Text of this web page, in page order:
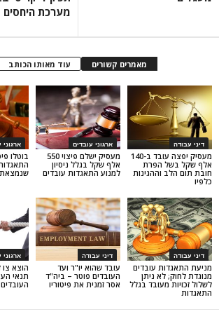
מערכת היחסים בארגון
עוד מאותו הכותב
ארגוני עובדים
בוטלו פיטוריו של חבר
התאגדות עובדים
שנמצאת בהתהוות
ארגוני עובדים
מעסיק ישלם פיצוי 550
אלף שקל בגלל ניסיון
למנוע התאגדות עובדים
מעסיק יפצה עובד ב-140
הוצא צו זמני מונע הרעת
תנאי העבודה של יו"ר ועד
העובדים
דיני עבודה
עובד שהוא יו"ר ועד
העובדים פוטר – ביה"ד
אסר זמנית את פיטוריו
עובדים
ניתן
בגלל